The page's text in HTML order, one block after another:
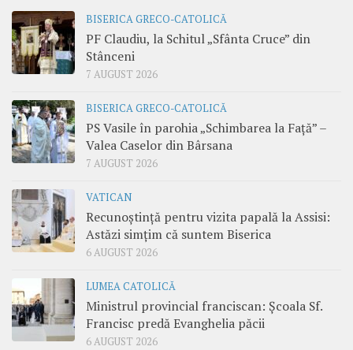
BISERICA GRECO-CATOLICĂ
PF Claudiu, la Schitul „Sfânta Cruce” din
Stânceni
7 AUGUST 2026
BISERICA GRECO-CATOLICĂ
PS Vasile în parohia „Schimbarea la Față” –
Valea Caselor din Bârsana
7 AUGUST 2026
VATICAN
Recunoștință pentru vizita papală la Assisi:
Astăzi simțim că suntem Biserica
6 AUGUST 2026
LUMEA CATOLICĂ
Ministrul provincial franciscan: Școala Sf.
Francisc predă Evanghelia păcii
6 AUGUST 2026